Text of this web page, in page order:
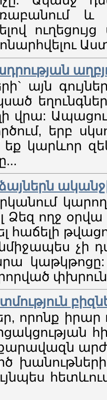
և
այն
վրա:
երբ
կարևոր
Ձեզ ողջ
հաճելի
չի
նրա
փխրուն
որոնք
արժեր